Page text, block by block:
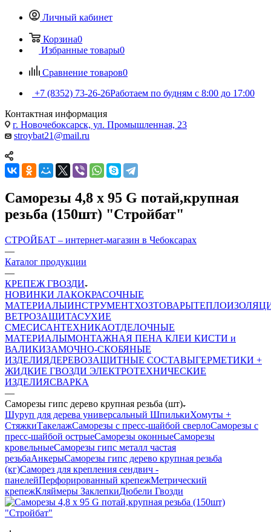
Личный кабинет
Корзина0
Избранные товары0
Сравнение товаров0
+7 (8352) 73-26-26Работаем по будням с 8:00 до 17:00
Контактная информация
г. Новочебоксарск, ул. Промышленная, 23
stroybat21@mail.ru
Саморезы 4,8 х 95 G потай,крупная
резьба (150шт) "Стройбат"
СТРОЙБАТ – интернет-магазин в Чебоксарах
—
Каталог продукции
—
КРЕПЕЖ ГВОЗДИ
НОВИНКИ ЛАКОКРАСОЧНЫЕ
МАТЕРИАЛЫИНСТРУМЕНТХОЗТОВАРЫ
ВЕТРОЗАЩИТАСУХИЕ
СМЕСИСАНТЕХНИКАОТДЕЛОЧНЫЕ
МАТЕРИАЛЫМОНТАЖНАЯ ПЕНА КЛЕИ КИСТИ и
ВАЛИКИЗАМОЧНО-СКОБЯНЫЕ
ИЗДЕЛИЯДЕРЕВОЗАЩИТНЫЕ СОСТАВЫГЕРМЕТИКИ +
ЖИДКИЕ ГВОЗДИ ЭЛЕКТРОТЕХНИЧЕСКИЕ
ИЗДЕЛИЯСВАРКА
—
Саморезы гипс дерево крупная резьба (шт)
Шуруп для дерева универсальный ШпилькиХомуты +
СтяжкиТакелажСаморезы с пресс-шайбой сверлоСаморезы с
пресс-шайбой острыеСаморезы оконныеСаморезы
кровельныеСаморезы гипс металл частая
резьбаАнкерыСаморезы гипс дерево крупная резьба
(кг)Саморез для крепления сендвич -
панелейПерфорированный крепежМетрический
крепежКляймеры ЗаклепкиДюбели Гвозди